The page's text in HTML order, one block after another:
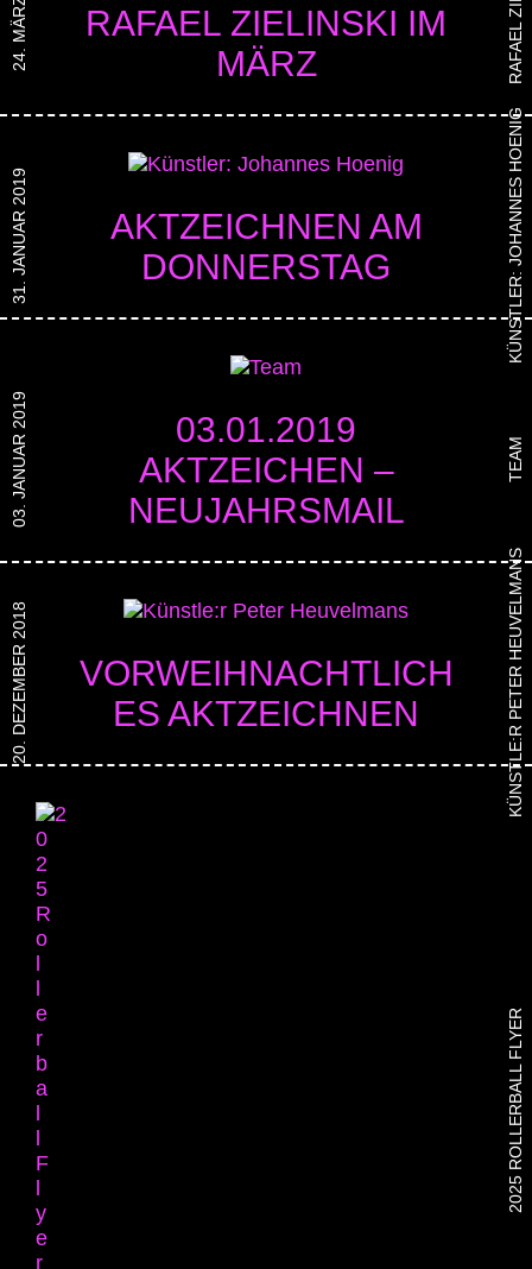
RAFAEL ZIELINSKI IM
MÄRZ
AKTZEICHNEN AM
DONNERSTAG
31. JANUAR 2019 KÜNSTLER: JOHANNES HOENIG
03.01.2019
AKTZEICHEN –
NEUJAHRSMAIL
03. JANUAR 2019 TEAM
VORWEIHNACHTLICH
ES AKTZEICHNEN
20. DEZEMBER 2018 KÜNSTLE:R PETER HEUVELMANS
2025 ROLLERBALL FLYER